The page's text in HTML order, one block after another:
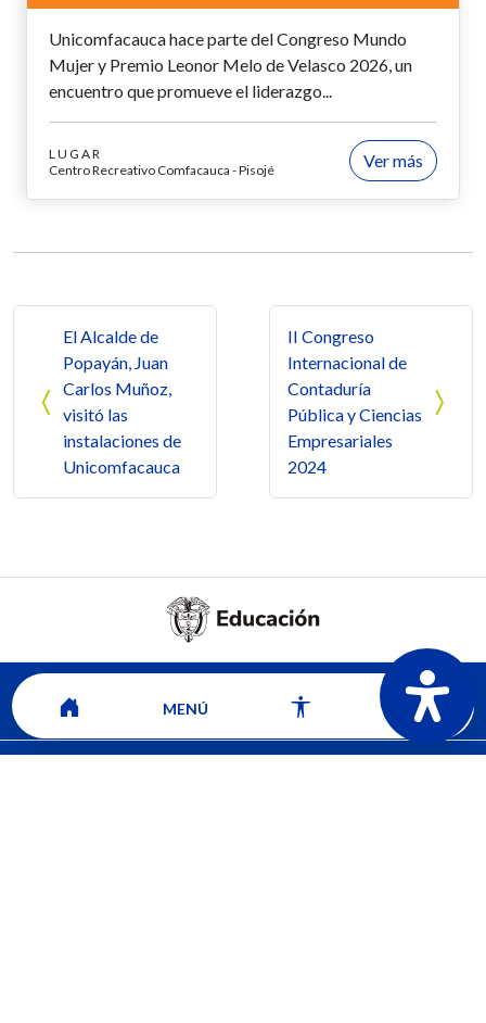
Unicomfacauca hace parte del Congreso Mundo
Mujer y Premio Leonor Melo de Velasco 2026, un
encuentro que promueve el liderazgo...
LUGAR
Centro Recreativo Comfacauca - Pisojé
Ver más
El Alcalde de
Popayán, Juan
Carlos Muñoz,
visitó las
instalaciones de
Unicomfacauca
II Congreso
Internacional de
Contaduría
Pública y Ciencias
Empresariales
2024
Mapa del sitio Contacto Ver ubicación y horarios de atención
MENÚ